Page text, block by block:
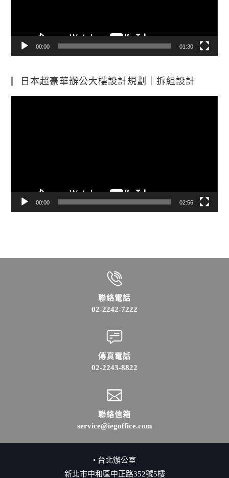
00:00 01:30
日本超豪華辦公大樓設計規劃｜拆組設計
00:00 02:56
聯絡電話
02-2242-7222
傳真電話
02-2243-8822
聯絡信箱
service@iegoffice.com
• 台北辦公室
新北市中和區中正路352號5樓